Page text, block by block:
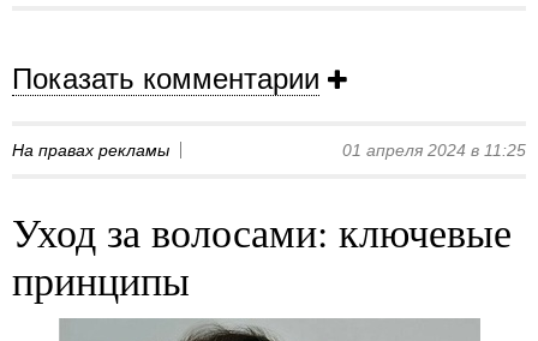
Показать комментарии
На правах рекламы 01 апреля 2024 в 11:25
Уход за волосами: ключевые
принципы